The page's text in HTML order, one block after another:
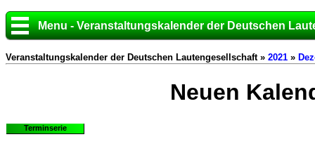
Menu - Veranstaltungskalender der Deutschen
Veranstaltungskalender der Deutschen Lautengesellschaft » 2021 »
Neuen
Terminserie